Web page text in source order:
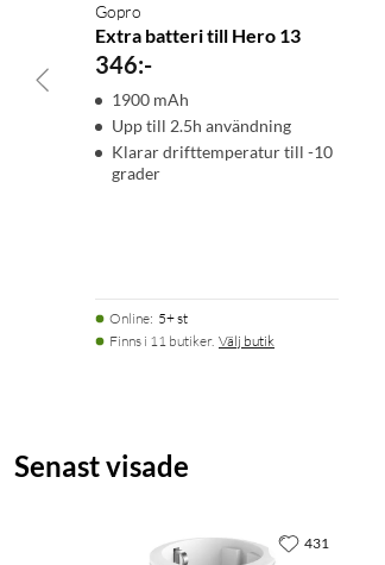
Gopro
Extra batteri till Hero 13
346:-
1900 mAh
Upp till 2.5h användning
Klarar drifttemperatur till -10
grader
Online: 5+ st
Finns i 11 butiker. Välj butik
Senast visade
431